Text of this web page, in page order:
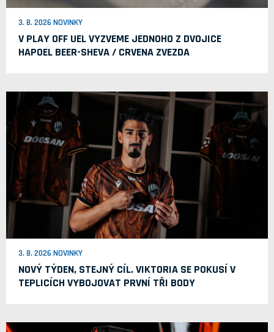
3. 8. 2026 NOVINKY
V PLAY OFF UEL VYZVEME JEDNOHO Z DVOJICE
HAPOEL BEER-SHEVA / CRVENA ZVEZDA
3. 8. 2026 NOVINKY
NOVÝ TÝDEN, STEJNÝ CÍL. VIKTORIA SE POKUSÍ V
TEPLICÍCH VYBOJOVAT PRVNÍ TŘI BODY